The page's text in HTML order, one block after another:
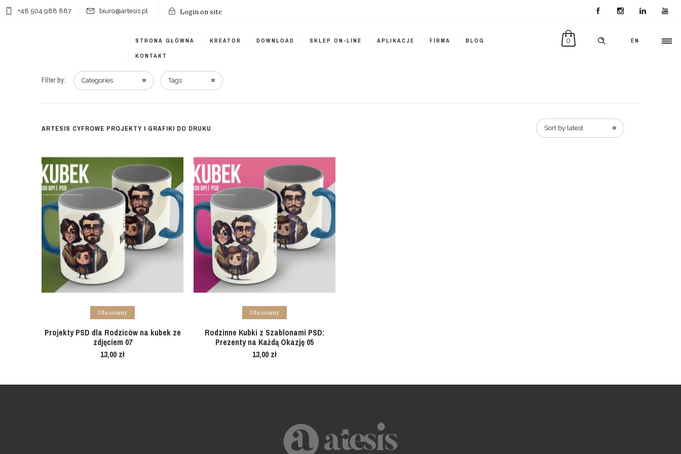
+48 504 988 887 biuro@artesis.pl Login on site
EN
0
STRONA GŁÓWNA KREATOR DOWNLOAD SKLEP ON-LINE APLIKACJE FIRMA BLOG
KONTAKT
Filter by: Categories Tags
ARTESIS CYFROWE PROJEKTY I GRAFIKI DO DRUKU Sort by latest
Add to cart
Dla mamy
Projekty PSD dla Rodziców na kubek ze
zdjęciem 07
13,00 zł
Add to cart
Dla mamy
Rodzinne Kubki z Szablonami PSD:
Prezenty na Każdą Okazję 05
13,00 zł